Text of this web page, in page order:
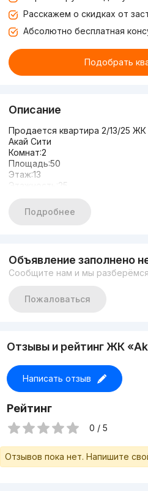
Расскажем о скидках от
Абсолютно бесплатная
Подобрать
Описание
Продается квартира 2/13/25 ЖК
Акай Сити
Комнат:2
Площадь:50
Этаж:13
Этажность:25
С мебелью и техникой
Цена :130.000 y.e
Подробнее
Объявление заполнено
Сообщите нам и мы
Пожаловаться
Отзывы и рейтинг ЖК
Написать отзыв
Рейтинг
0 / 5
Отзывов пока нет. Напишите